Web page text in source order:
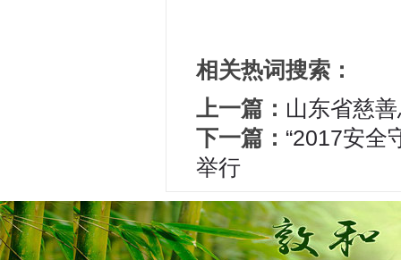
相关热词搜索：
上一篇： 山东省慈
下一篇： “2017安
举行